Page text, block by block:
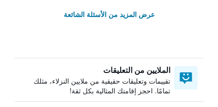
عرض المزيد من الأسئلة الشائعة
الملايين من التعليقات
تقييمات وتعليقات حقيقية من ملايين النزلاء، مثلك
تمامًا. احجز إقامتك المثالية بكل ثقة!